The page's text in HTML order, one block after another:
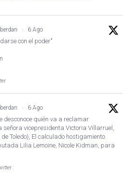
· 6 Ago
con el poder"
· 6 Ago
desconoce quién va a reclamar
vicepresidenta Victoria Villarruel,
Toledo), El calculado hostigamiento
Lilia Lemoine, Nicole Kidman, para